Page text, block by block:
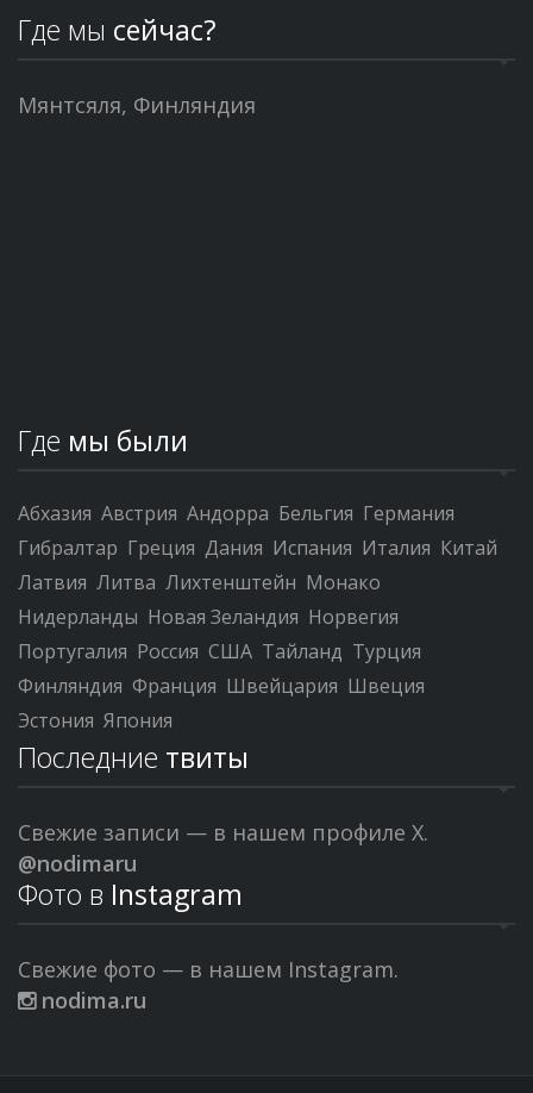
Где мы сейчас?
Мянтсяля, Финляндия
Где мы были
Абхазия Австрия Андорра Бельгия Германия
Гибралтар Греция Дания Испания Италия Китай
Латвия Литва Лихтенштейн Монако
Нидерланды Новая Зеландия Норвегия
Португалия Россия США Тайланд Турция
Финляндия Франция Швейцария Швеция
Эстония Япония
Последние твиты
Свежие записи — в нашем профиле X.
@nodimaru
Фото в Instagram
Свежие фото — в нашем Instagram.
nodima.ru